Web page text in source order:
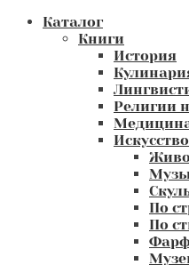
Каталог
Книги
История
Религии
По
По